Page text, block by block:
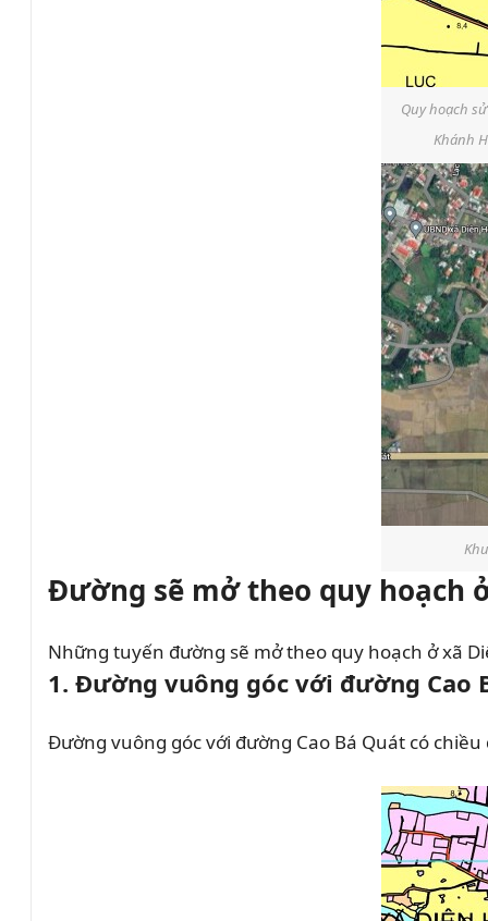
Quy hoạch
Khánh
Đường sẽ mở theo quy hoạch
Những tuyến đường sẽ mở theo quy hoạch ở xã
1. Đường vuông góc với đường Cao
Đường vuông góc với đường Cao Bá Quát có